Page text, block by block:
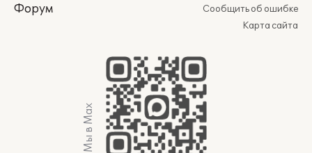
Форум
Сообщить об ошибке
Карта сайта
Мы в Max